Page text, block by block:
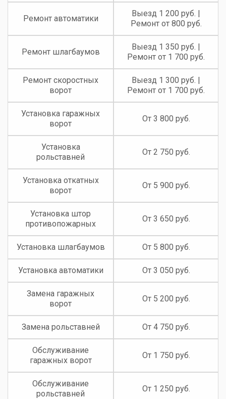
Ремонт автоматики
Выезд 1 200 руб. |
Ремонт от 800 руб.
Ремонт шлагбаумов
Выезд 1 350 руб. |
Ремонт от 1 700 руб.
Ремонт скоростных
ворот
Выезд 1 300 руб. |
Ремонт от 1 700 руб.
Установка гаражных
ворот
От 3 800 руб.
Установка
рольставней
От 2 750 руб.
Установка откатных
ворот
От 5 900 руб.
Установка штор
противопожарных
От 3 650 руб.
Установка шлагбаумов От 5 800 руб.
Установка автоматики От 3 050 руб.
Замена гаражных
ворот
От 5 200 руб.
Замена рольставней От 4 750 руб.
Обслуживание
гаражных ворот
От 1 750 руб.
Обслуживание
рольставней
От 1 250 руб.